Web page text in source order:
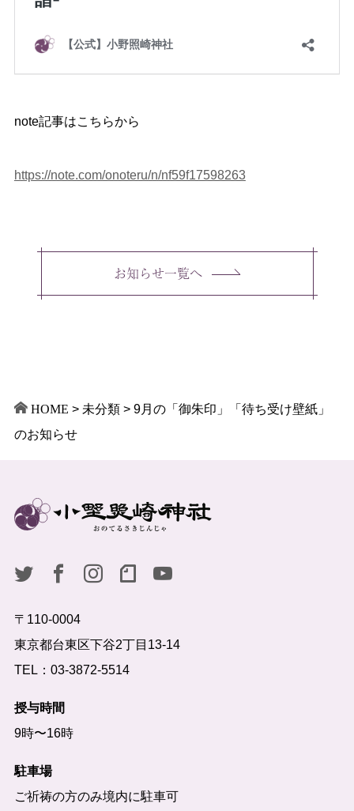
note記事はこちらから
https://note.com/onoteru/n/nf59f17598263
お知らせ一覧へ
HOME > 未分類> 9月の「御朱印」「待ち受け壁紙」
のお知らせ
〒110-0004
東京都台東区下谷2丁目13-14
TEL：03-3872-5514
授与時間
9時〜16時
駐車場
ご祈祷の方のみ境内に駐車可